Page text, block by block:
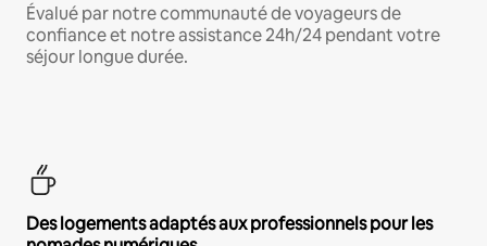
Évalué par notre communauté de voyageurs de
confiance et notre assistance 24h/24 pendant votre
séjour longue durée.
Des logements adaptés aux professionnels pour les